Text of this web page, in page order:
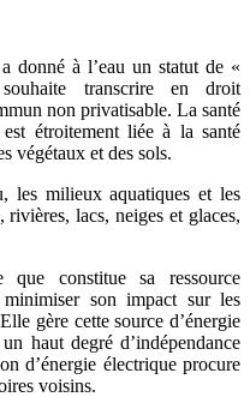
donné à l’eau un statut de «
transcrire en droit
non privatisable. La santé
étroitement liée à la santé
végétaux et des sols.
les milieux aquatiques et les
lacs, neiges et glaces,
constitue sa ressource
son impact sur les
gère cette source d’énergie
haut degré d’indépendance
d’énergie électrique procure
voisins.